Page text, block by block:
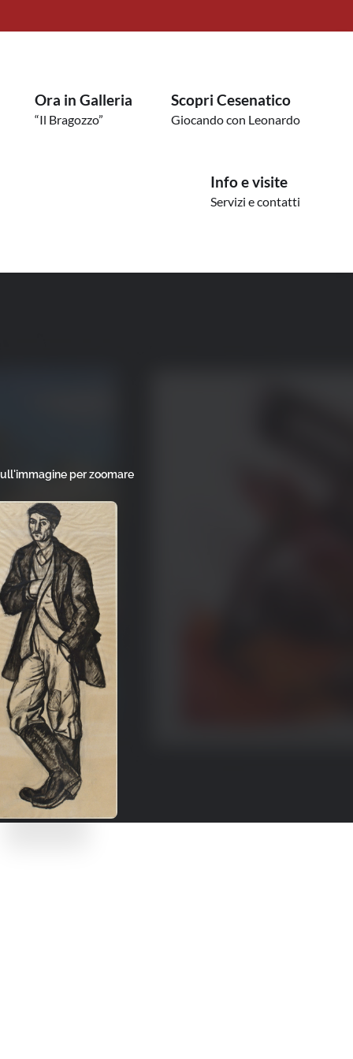
Ora in Galleria
“Il Bragozzo”
Scopri Cesenatico
Giocando con Leonardo
Info e visite
Servizi e contatti
per zoomare